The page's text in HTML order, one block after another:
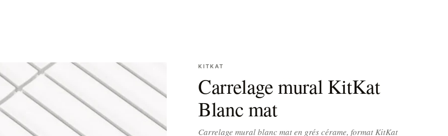
KITKAT
Carrelage mural KitKat
Blanc mat
Carrelage mural blanc mat en grés cérame, format KitKat